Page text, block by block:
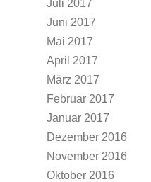
Juli 2017
Juni 2017
Mai 2017
April 2017
März 2017
Februar 2017
Januar 2017
Dezember 2016
November 2016
Oktober 2016